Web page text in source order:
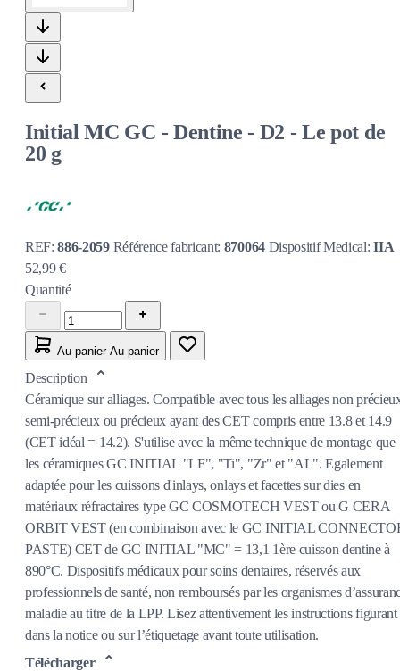
Initial MC GC - Dentine - D2 - Le pot de
20 g
REF:886-2059 Référence fabricant: 870064 Dispositif Medical:IIA
52,99 €
Quantité
Au panier Au panier
Description
Céramique sur alliages. Compatible avec tous les alliages non
semi-précieux ou précieux ayant des CET compris entre 13.8 et 14.9
(CET idéal = 14.2). S'utilise avec la même technique de montage que
les céramiques GC INITIAL "LF", "Ti", "Zr" et "AL". Egalement
adaptée pour les cuissons d'inlays, onlays et facettes sur dies en
matériaux réfractaires type GC COSMOTECH VEST ou G CERA
ORBIT VEST (en combinaison avec le GC INITIAL
PASTE) CET de GC INITIAL "MC" = 13,1 1ère cuisson dentine à
890°C. Dispositifs médicaux pour soins dentaires, réservés aux
professionnels de santé, non remboursés par les organismes
maladie au titre de la LPP. Lisez attentivement les instructions figurant
dans la notice ou sur l’étiquetage avant toute utilisation.
Télécharger